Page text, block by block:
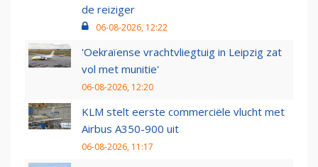
de reiziger
06-08-2026, 12:22
'Oekraïense vrachtvliegtuig in Leipzig zat
vol met munitie'
06-08-2026, 12:20
KLM stelt eerste commerciële vlucht met
Airbus A350-900 uit
06-08-2026, 11:17